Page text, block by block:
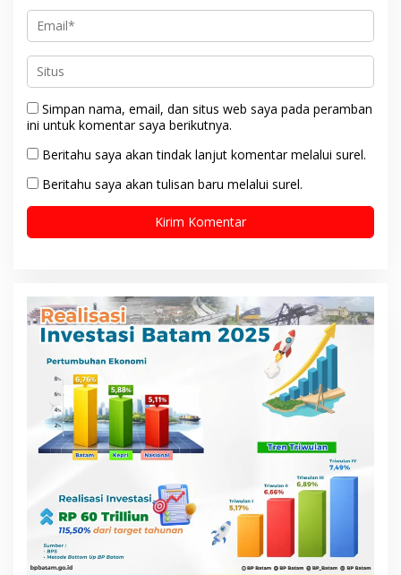
Simpan nama, email, dan situs web saya pada peramban
ini untuk komentar saya berikutnya.
Beritahu saya akan tindak lanjut komentar melalui surel.
Beritahu saya akan tulisan baru melalui surel.